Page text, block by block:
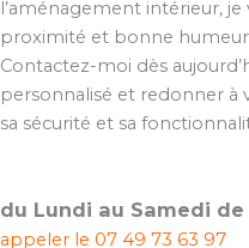
l’aménagement intérieur,
proximité et bonne
Contactez-moi dès
personnalisé et redonner
sa sécurité et sa
du Lundi au Samedi de
appeler le 07 49 73 63 97